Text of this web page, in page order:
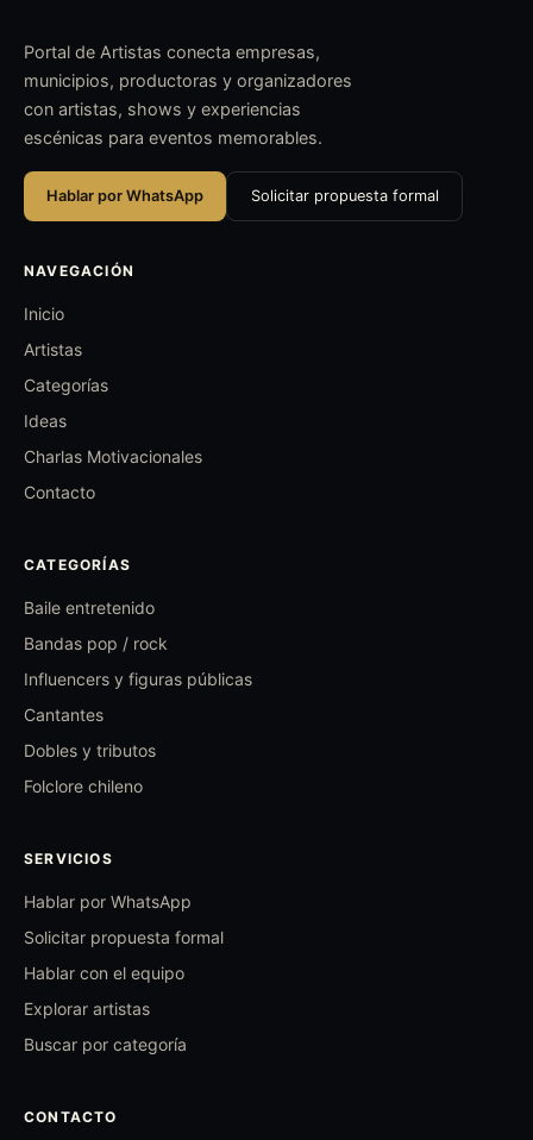
Portal de Artistas conecta empresas,
municipios, productoras y organizadores
con artistas, shows y experiencias
escénicas para eventos memorables.
Hablar por WhatsApp Solicitar propuesta formal
NAVEGACIÓN
Inicio
Artistas
Categorías
Ideas
Charlas Motivacionales
Contacto
CATEGORÍAS
Baile entretenido
Bandas pop / rock
Influencers y figuras públicas
Cantantes
Dobles y tributos
Folclore chileno
SERVICIOS
Hablar por WhatsApp
Solicitar propuesta formal
Hablar con el equipo
Explorar artistas
Buscar por categoría
CONTACTO